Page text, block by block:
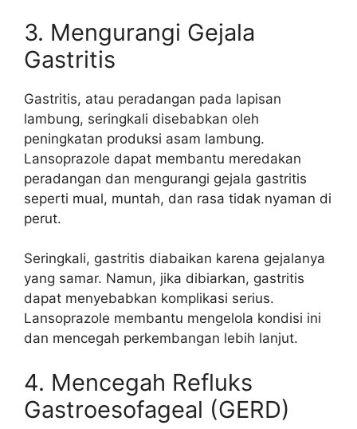
3. Mengurangi Gejala
Gastritis
Gastritis, atau peradangan pada lapisan
lambung, seringkali disebabkan oleh
peningkatan produksi asam lambung.
Lansoprazole dapat membantu meredakan
peradangan dan mengurangi gejala gastritis
seperti mual, muntah, dan rasa tidak nyaman di
perut.
Seringkali, gastritis diabaikan karena gejalanya
yang samar. Namun, jika dibiarkan, gastritis
dapat menyebabkan komplikasi serius.
Lansoprazole membantu mengelola kondisi ini
dan mencegah perkembangan lebih lanjut.
4. Mencegah Refluks
Gastroesofageal (GERD)